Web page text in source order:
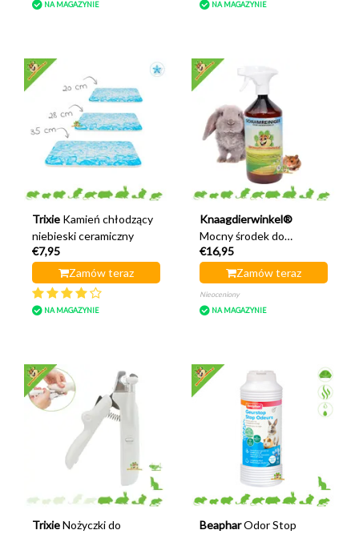
NA MAGAZYNIE NA MAGAZYNIE
Trixie Kamień chłodzący
niebieski ceramiczny
€7,95
Zamów teraz
NA MAGAZYNIE
Knaagdierwinkel®
Mocny środek do
czyszczenia klatek 1 litr
€16,95
Zamów teraz
Nieoceniony
NA MAGAZYNIE
Trixie Nożyczki do
Beaphar Odor Stop